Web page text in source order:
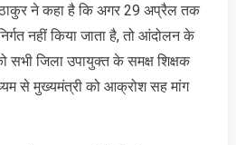
ठाकुर ने कहा है कि अगर 29 अप्रैल तक
नहीं किया जाता है, तो आंदोलन के
जिला उपायुक्त के समक्ष शिक्षक
से मुख्यमंत्री को आक्रोश सह मांग